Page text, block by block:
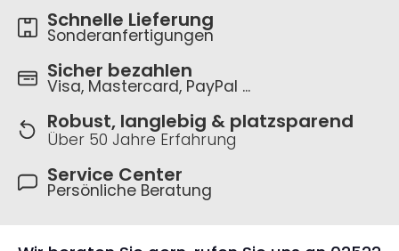
Schnelle Lieferung
Sonderanfertigungen
Sicher bezahlen
Visa, Mastercard, PayPal ...
Robust, langlebig & platzsparend
Über 50 Jahre Erfahrung
Service Center
Persönliche Beratung